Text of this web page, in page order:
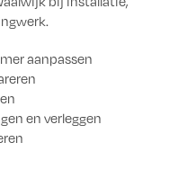
aanpassen
en verleggen